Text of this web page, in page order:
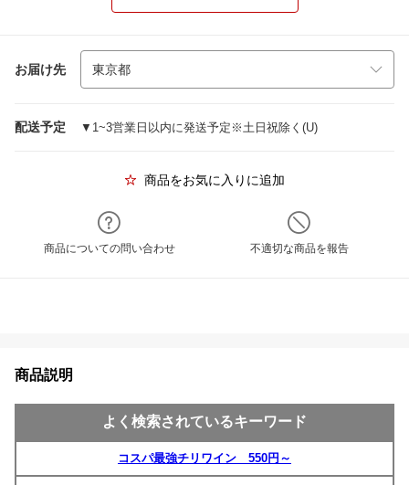
お届け先
配送予定 ▼1~3営業日以内に発送予定※土日祝除く(U)
商品をお気に入りに追加
商品についての問い合わせ 不適切な商品を報告
商品説明
よく検索されているキーワード
コスパ最強チリワイン 550円～